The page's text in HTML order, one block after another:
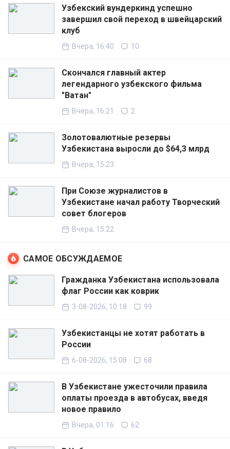
Узбекский вундеркинд успешно
завершил свой переход в швейцарский
клуб
Вчера, 16:40 10
Скончался главный актер
легендарного узбекского фильма
"Ватан"
Вчера, 16:21 2
Золотовалютные резервы
Узбекистана выросли до $64,3 млрд
Вчера, 15:23
При Союзе журналистов в
Узбекистане начал работу Творческий
совет блогеров
Вчера, 15:22
САМОЕ ОБСУЖДАЕМОЕ
Гражданка Узбекистана использовала
флаг России как коврик
3-08-2026, 10:18 99
Узбекистанцы не хотят работать в
России
6-08-2026, 15:08 68
В Узбекистане ужесточили правила
оплаты проезда в автобусах, введя
новое правило
Вчера, 01:16 62